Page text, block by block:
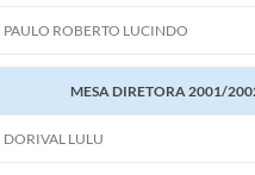
PAULO ROBERTO LUCINDO
MESA DIRETORA 2001/
DORIVAL LULU